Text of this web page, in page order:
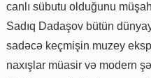
canlı sübutu olduğunu
Sadıq Dadaşov bütün
sadəcə keçmişin muzey
naxışlar müasir və modern